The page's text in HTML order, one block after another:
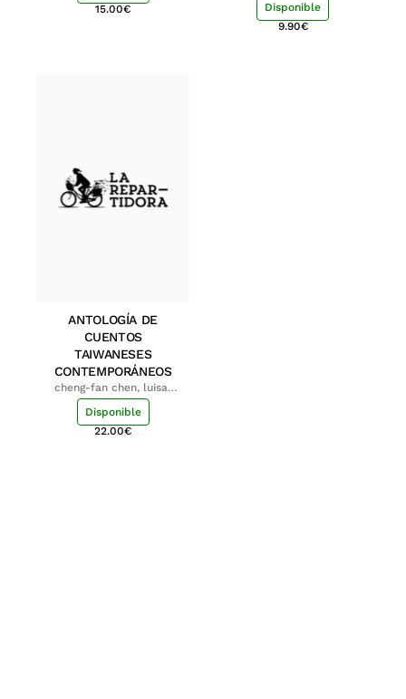
15.00€
Disponible
9.90€
ANTOLOGÍA DE
CUENTOS
TAIWANESES
CONTEMPORÁNEOS
cheng-fan chen, luisa;
shu-ying chang, luisa
Disponible
22.00€